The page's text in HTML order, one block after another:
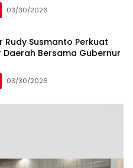
03/30/2026
Rudy Susmanto Perkuat
Daerah Bersama Gubernur
03/30/2026